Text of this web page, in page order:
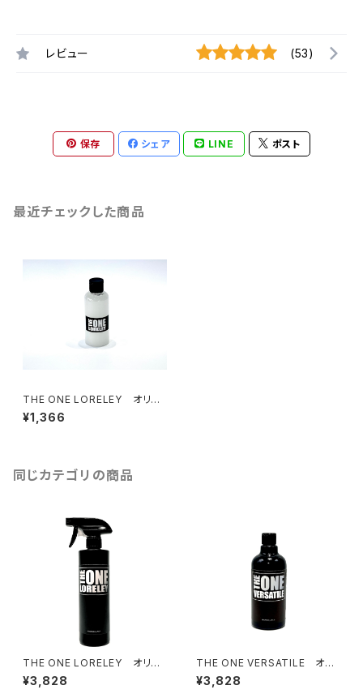
レビュー (53)
保存 シェア LINE ポスト
最近チェックした商品
THE ONE LORELEY オリジ
ナルコーティング剤【100ml お
試しサイズ】
¥1,366
同じカテゴリの商品
THE ONE LORELEY オリジ
ナルコーティング剤
¥3,828
THE ONE VERSATILE オリ
ジナルコーティングメンテナンス
剤
¥3,828